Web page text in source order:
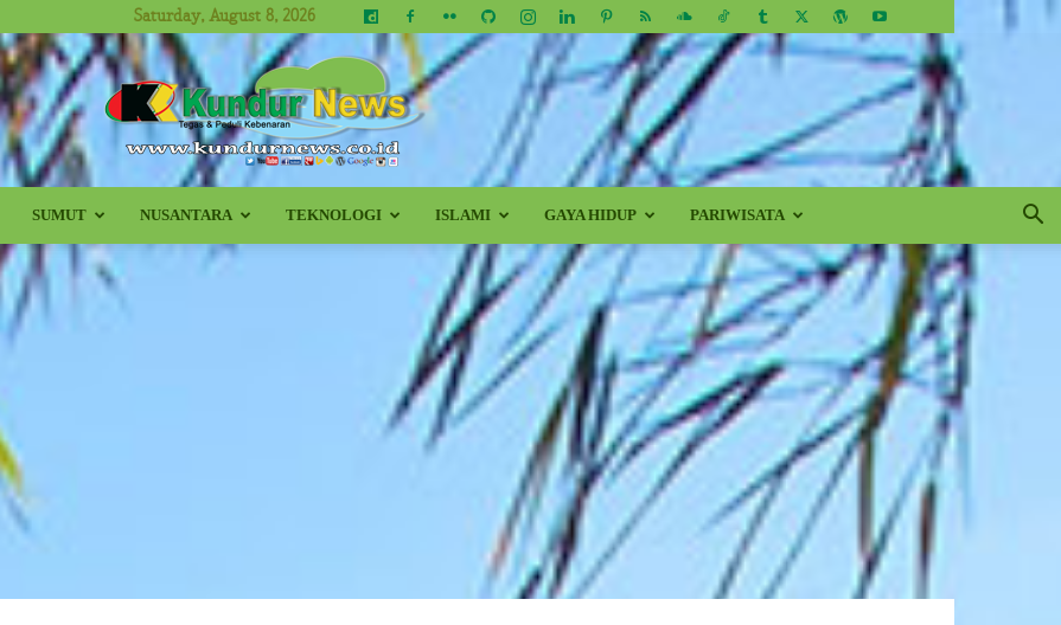
Saturday, August 8, 2026
Kundur
SUMUT NUSANTARA TEKNOLOGI ISLAMI GAYA HIDUP PARIWISATA